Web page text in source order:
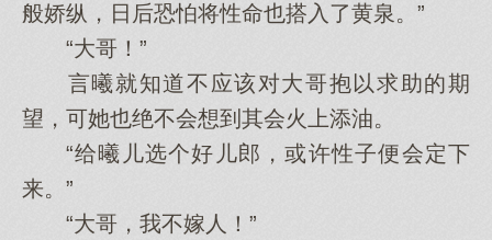
般娇纵，日后恐怕将性命也搭入了黄泉。”
“大哥！”
言曦就知道不应该对大哥抱以求助的期
望，可她也绝不会想到其会火上添油。
“给曦儿选个好儿郎，或许性子便会定下
来。”
“大哥，我不嫁人！”